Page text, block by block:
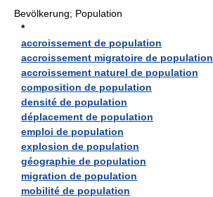
Bevölkerung; Population
*
accroissement de population
accroissement migratoire de population
accroissement naturel de population
composition de population
densité de population
déplacement de population
emploi de population
explosion de population
géographie de population
migration de population
mobilité de population